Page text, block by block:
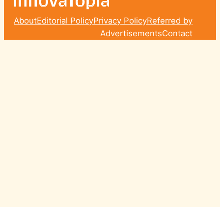
AboutEditorial PolicyPrivacy PolicyReferred by
AdvertisementsContact